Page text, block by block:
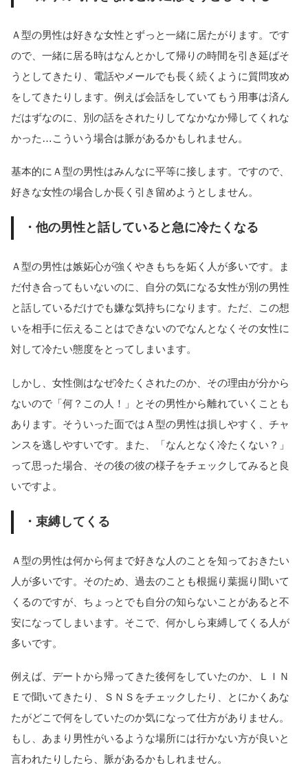
Ａ型の男性は好きな女性とずっと一緒に居たがります。です
ので、一緒に居る時はなんとかして帰りの時間を引き延ばそ
うとしてきたり、電話やメールでも長く続くように質問攻め
をしてきたりします。例えば会話をしていてもう用事は済ん
だはずなのに、別の話をされたりしてなかなか帰してくれな
かった…こういう場合は脈があるかもしれません。
基本的にＡ型の男性はみんなに平等に接します。ですので、
好きな女性の場合しか長く引き留めようとしません。
・他の男性と話していると急に冷たくなる
Ａ型の男性は嫉妬心が強くやきもちを妬く人が多いです。ま
だ付き合ってもいないのに、自分の気になる女性が別の男性
と話しているだけでも嫌な気持ちになります。ただ、この想
いを相手に伝えることはできないのでなんとなくその女性に
対して冷たい態度をとってしまいます。
しかし、女性側はなぜ冷たくされたのか、その理由が分から
ないので「何？この人！」とその男性から離れていくことも
あります。そういった面ではＡ型の男性は損しやすく、チャ
ンスを逃しやすいです。また、「なんとなく冷たくない？」
って思った場合、その後の彼の様子をチェックしてみると良
いですよ。
・束縛してくる
Ａ型の男性は何から何まで好きな人のことを知っておきたい
人が多いです。そのため、過去のことも根掘り葉掘り聞いて
くるのですが、ちょっとでも自分の知らないことがあると不
安になってしまいます。そこで、何かしら束縛してくる人が
多いです。
例えば、デートから帰ってきた後何をしていたのか、ＬＩＮ
Ｅで聞いてきたり、ＳＮＳをチェックしたり、とにかくあな
たがどこで何をしていたのか気になって仕方がありません。
もし、あまり男性がいるような場所には行かない方が良いと
言われたりしたら、脈があるかもしれません。